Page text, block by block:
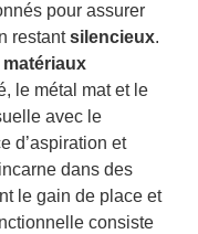
pour assurer
restantsilencieux.
matériaux
le métal mat et le
avec le
d’aspiration et
dans des
le gain de place et
consiste